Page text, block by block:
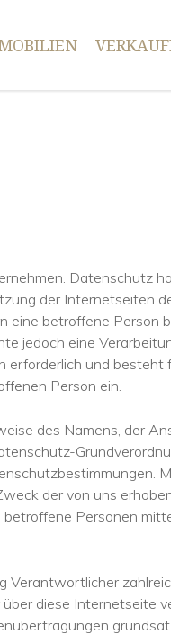
Datenschutz
der Internetseiten
eine betroffene Person
jedoch eine
und besteht
Person ein.
des Namens, der
der von uns
Personen
Verantwortlicher
diese Internetseite